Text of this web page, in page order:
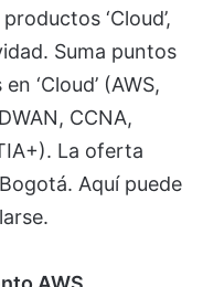
‘Cloud’,
Suma puntos
‘Cloud’ (AWS,
CCNA,
La oferta
Aquí puede